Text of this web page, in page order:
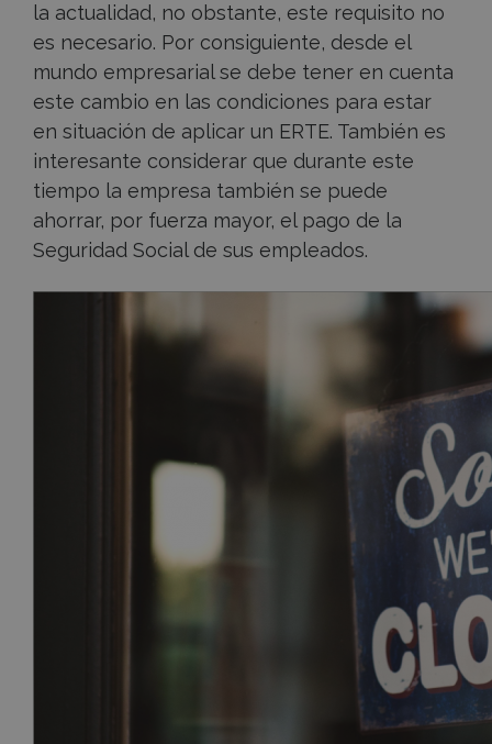
la actualidad, no obstante, este requisito no
es necesario. Por consiguiente, desde el
mundo empresarial se debe tener en cuenta
este cambio en las condiciones para estar
en situación de aplicar un ERTE. También es
interesante considerar que durante este
tiempo la empresa también se puede
ahorrar, por fuerza mayor, el pago de la
Seguridad Social de sus empleados.